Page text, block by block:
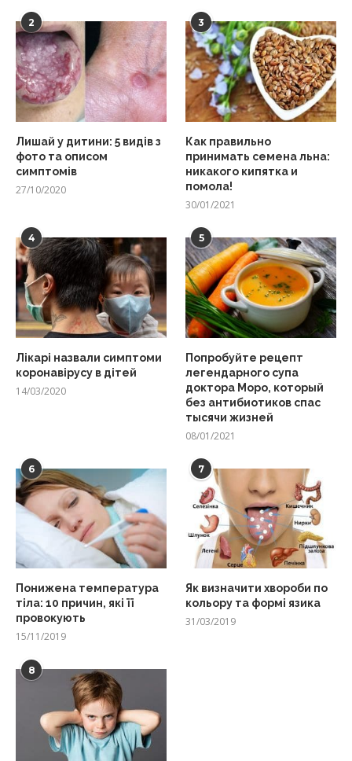
2
Лишай у дитини: 5 видів з
фото та описом
симптомів
27/10/2020
3
Как правильно
принимать семена льна:
никакого кипятка и
помола!
30/01/2021
4
Лікарі назвали симптоми
коронавірусу в дітей
14/03/2020
5
Попробуйте рецепт
легендарного супа
доктора Моро, который
без антибиотиков спас
тысячи жизней
08/01/2021
6
Понижена температура
тіла: 10 причин, які її
провокують
15/11/2019
7
Як визначити хвороби по
кольору та формі язика
31/03/2019
8